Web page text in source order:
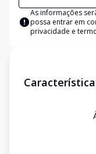
As informações
possa entrar em
privacidade e